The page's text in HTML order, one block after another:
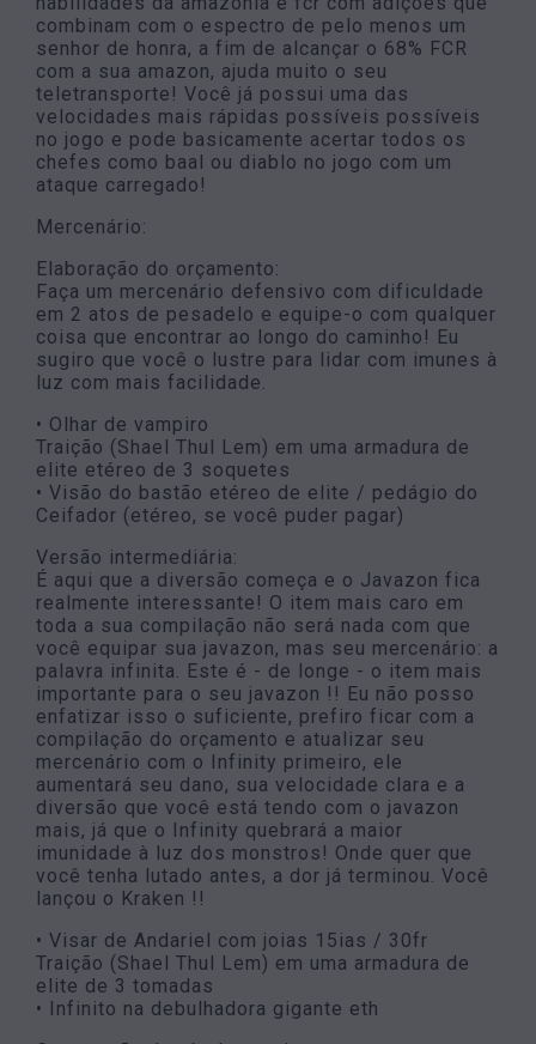
combinam com o espectro de pelo menos um
senhor de honra, a fim de alcançar o 68% FCR
com a sua amazon, ajuda muito o seu
teletransporte! Você já possui uma das
velocidades mais rápidas possíveis possíveis
no jogo e pode basicamente acertar todos os
chefes como baal ou diablo no jogo com um
ataque carregado!
Mercenário:
Elaboração do orçamento:
Faça um mercenário defensivo com dificuldade
em 2 atos de pesadelo e equipe-o com qualquer
coisa que encontrar ao longo do caminho! Eu
sugiro que você o lustre para lidar com imunes à
luz com mais facilidade.
• Olhar de vampiro
Traição (Shael Thul Lem) em uma armadura de
elite etéreo de 3 soquetes
• Visão do bastão etéreo de elite / pedágio do
Ceifador (etéreo, se você puder pagar)
Versão intermediária:
É aqui que a diversão começa e o Javazon fica
realmente interessante! O item mais caro em
toda a sua compilação não será nada com que
você equipar sua javazon, mas seu mercenário: a
palavra infinita. Este é - de longe - o item mais
importante para o seu javazon !! Eu não posso
enfatizar isso o suficiente, prefiro ficar com a
compilação do orçamento e atualizar seu
mercenário com o Infinity primeiro, ele
aumentará seu dano, sua velocidade clara e a
diversão que você está tendo com o javazon
mais, já que o Infinity quebrará a maior
imunidade à luz dos monstros! Onde quer que
você tenha lutado antes, a dor já terminou. Você
lançou o Kraken !!
• Visar de Andariel com joias 15ias / 30fr
Traição (Shael Thul Lem) em uma armadura de
elite de 3 tomadas
• Infinito na debulhadora gigante eth